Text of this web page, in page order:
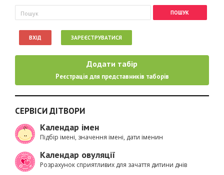
Пошукова форма
Пошук
ВХІД ЗАРЕЄСТРУВАТИСЯ
Додати табір
Реєстрація для представників таборів
СЕРВІСИ ДІТВОРИ
Календар імен
Підбір імені, значення імені, дати іменин
Календар овуляції
Розрахунок сприятливих для зачаття дитини днів